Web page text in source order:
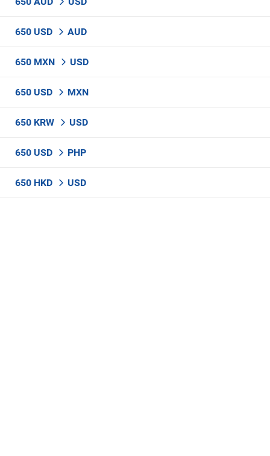
650 USD AUD
650 MXN USD
650 USD MXN
650 KRW USD
650 USD PHP
650 HKD USD